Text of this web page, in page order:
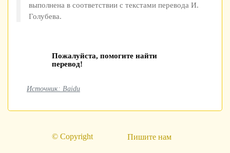
выполнена в соответствии с текстами перевода И.
Голубева.
Пожалуйста, помогите найти
перевод!
Источник: Baidu
© Copyright Пишите нам